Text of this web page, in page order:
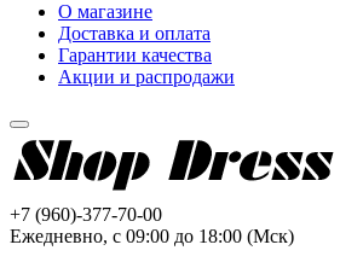
О магазине
Доставка и оплата
Гарантии качества
Акции и распродажи
+7 (960)-377-70-00
Ежедневно, с 09:00 до 18:00 (Мск)